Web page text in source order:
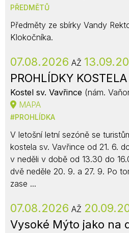
PŘEDMĚTŮ
Předměty ze sbírky Vandy
Klokočníka.
07.08.2026 AŽ
PROHLÍDKY
Kostel sv. Vavřince (nám.
MAPA
PROHLÍDKA
V letošní letní sezóně se
kostela sv. Vavřince od 21. 6.
v neděli v době od 13.30 do
dvě neděle 20. 9. a 27. 9. Po
zase ...
07.08.2026 AŽ
Vysoké Mýto jako na